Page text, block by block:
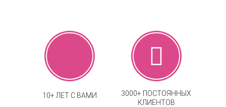
10+ ЛЕТ С ВАМИ
3000+ ПОСТОЯННЫХ
КЛИЕНТОВ